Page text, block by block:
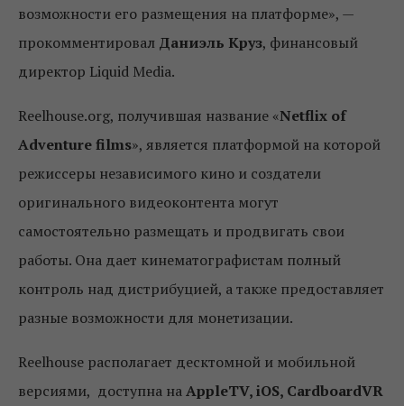
возможности его размещения на платформе», —
прокомментировал Даниэль Круз, финансовый
директор Liquid Media.
Reelhouse.org, получившая название «Netflix of
Adventure films», является платформой на которой
режиссеры независимого кино и создатели
оригинального видеоконтента могут
самостоятельно размещать и продвигать свои
работы. Она дает кинематографистам полный
контроль над дистрибуцией, а также предоставляет
разные возможности для монетизации.
Reelhouse располагает десктомной и мобильной
версиями, доступна наAppleTV, iOS, CardboardVR